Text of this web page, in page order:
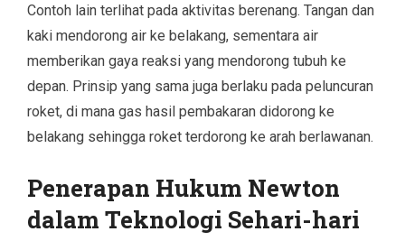
Contoh lain terlihat pada aktivitas berenang. Tangan dan
kaki mendorong air ke belakang, sementara air
memberikan gaya reaksi yang mendorong tubuh ke
depan. Prinsip yang sama juga berlaku pada peluncuran
roket, di mana gas hasil pembakaran didorong ke
belakang sehingga roket terdorong ke arah berlawanan.
Penerapan Hukum Newton
dalam Teknologi Sehari-hari